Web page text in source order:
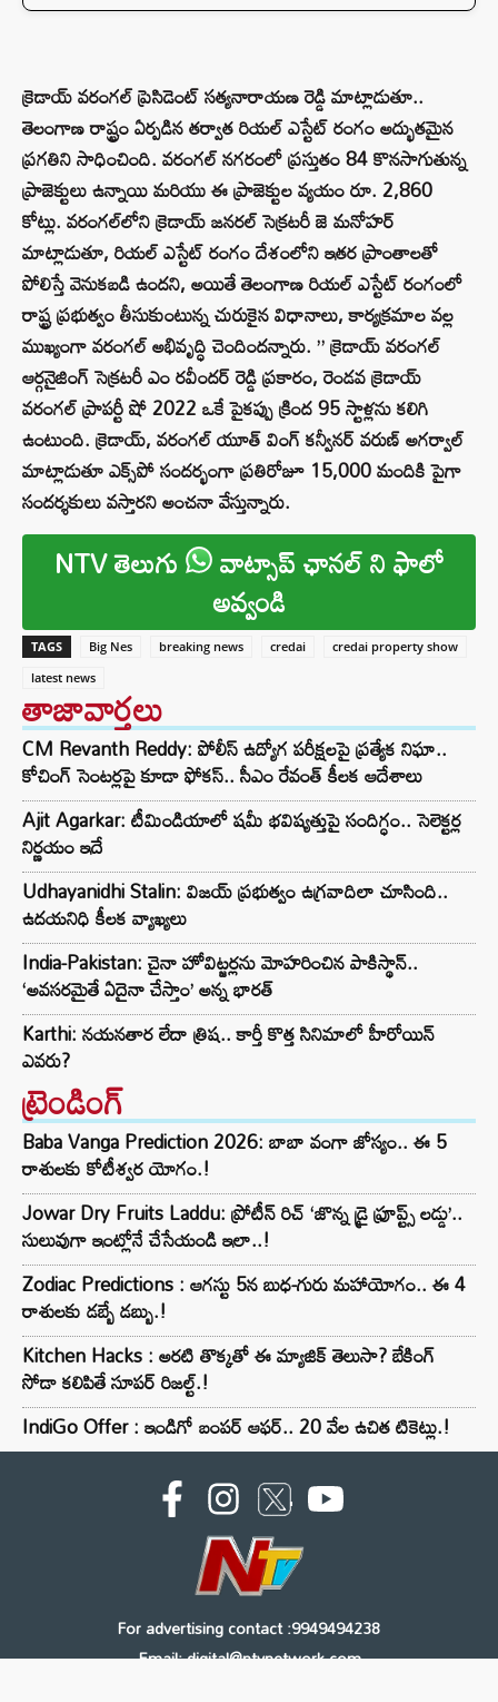
క్రెడాయ్ వరంగల్ ప్రెసిడెంట్ సత్యనారాయణ రెడ్డి మాట్లాడుతూ..
తెలంగాణ రాష్ట్రం ఏర్పడిన తర్వాత రియల్ ఎస్టేట్ రంగం అద్భుతమైన
ప్రగతిని సాధించింది. వరంగల్ నగరంలో ప్రస్తుతం 84 కొనసాగుతున్న
ప్రాజెక్టులు ఉన్నాయి మరియు ఈ ప్రాజెక్టుల వ్యయం రూ. 2,860
కోట్లు. వరంగల్‌లోని క్రెడాయ్‌ జనరల్‌ సెక్రటరీ జె మనోహర్‌
మాట్లాడుతూ, రియల్‌ ఎస్టేట్‌ రంగం దేశంలోని ఇతర ప్రాంతాలతో
పోలిస్తే వెనుకబడి ఉందని, అయితే తెలంగాణ రియల్‌ ఎస్టేట్‌ రంగంలో
రాష్ట్ర ప్రభుత్వం తీసుకుంటున్న చురుకైన విధానాలు, కార్యక్రమాల వల్ల
ముఖ్యంగా వరంగల్‌ అభివృద్ధి చెందిందన్నారు. ” క్రెడాయ్ వరంగల్
ఆర్గనైజింగ్ సెక్రటరీ ఎం రవీందర్ రెడ్డి ప్రకారం, రెండవ క్రెడాయ్
వరంగల్ ప్రాపర్టీ షో 2022 ఒకే పైకప్పు క్రింద 95 స్టాళ్లను కలిగి
ఉంటుంది. క్రెడాయ్, వరంగల్ యూత్ వింగ్ కన్వీనర్ వరుణ్ అగర్వాల్
మాట్లాడుతూ ఎక్స్‌పో సందర్భంగా ప్రతిరోజూ 15,000 మందికి పైగా
సందర్శకులు వస్తారని అంచనా వేస్తున్నారు.
NTV తెలుగు వాట్సాప్ ఛానల్ ని ఫాలో
అవ్వండి
TAGS Big Nes breaking news credai
credai property show
latest news
తాజావార్తలు
CM Revanth Reddy: పోలీస్ ఉద్యోగ పరీక్షలపై ప్రత్యేక నిఘా..
కోచింగ్ సెంటర్లపై కూడా ఫోకస్.. సీఎం రేవంత్ కీలక ఆదేశాలు
Ajit Agarkar: టీమిండియాలో షమీ భవిష్యత్తుపై సందిగ్ధం.. సెలెక్టర్ల
నిర్ణయం ఇదే
Udhayanidhi Stalin: విజయ్ ప్రభుత్వం ఉగ్రవాదిలా చూసింది..
ఉదయనిధి కీలక వ్యాఖ్యలు
India-Pakistan: చైనా హోవిట్జర్లను మోహరించిన పాకిస్థాన్..
‘అవసరమైతే ఏదైనా చేస్తాం’ అన్న భారత్
Karthi: నయనతార లేదా త్రిష.. కార్తీ కొత్త సినిమాలో హీరోయిన్
ఎవరు?
ట్రెండింగ్‌
Baba Vanga Prediction 2026: బాబా వంగా జోస్యం.. ఈ 5
రాశులకు కోటీశ్వర యోగం.!
Jowar Dry Fruits Laddu: ప్రోటీన్ రిచ్ ‘జొన్న డ్రై ఫ్రూప్ట్స్ లడ్డు’..
సులువుగా ఇంట్లోనే చేసేయండి ఇలా..!
Zodiac Predictions : ఆగస్టు 5న బుధ-గురు మహాయోగం.. ఈ 4
రాశులకు డబ్బే డబ్బు.!
Kitchen Hacks : అరటి తొక్కతో ఈ మ్యాజిక్ తెలుసా? బేకింగ్
సోడా కలిపితే సూపర్ రిజల్ట్.!
IndiGo Offer : ఇండిగో బంపర్ ఆఫర్.. 20 వేల ఉచిత టికెట్లు.!
For advertising contact :9949494238
Email: digital@ntvnetwork.com